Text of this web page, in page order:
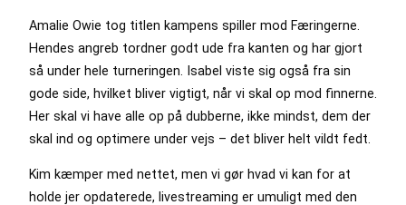
Amalie Owie tog titlen kampens spiller mod Færingerne.
Hendes angreb tordner godt ude fra kanten og har gjort
så under hele turneringen. Isabel viste sig også fra sin
gode side, hvilket bliver vigtigt, når vi skal op mod finnerne.
Her skal vi have alle op på dubberne, ikke mindst, dem der
skal ind og optimere under vejs – det bliver helt vildt fedt.
Kim kæmper med nettet, men vi gør hvad vi kan for at
holde jer opdaterede, livestreaming er umuligt med den